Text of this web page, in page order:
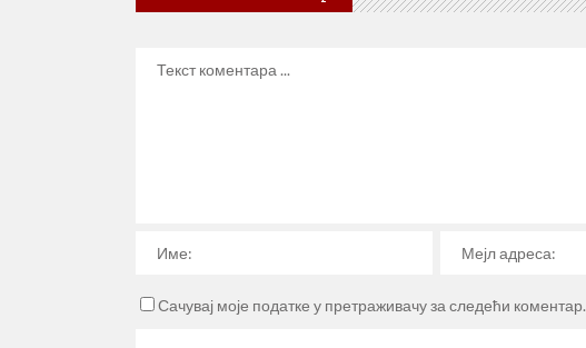
Сачувај моје податке у претраживачу за следећи коментар.